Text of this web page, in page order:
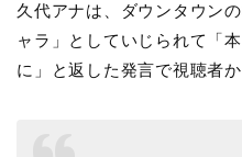
久代アナは、ダウンタウン
ャラ」としていじられて「
に」と返した発言で視聴者か